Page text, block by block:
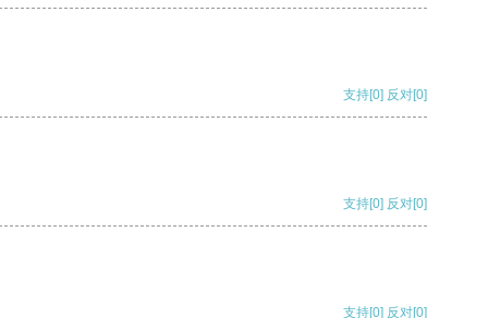
支持[0] 反对[0]
支持[0] 反对[0]
支持[0] 反对[0]